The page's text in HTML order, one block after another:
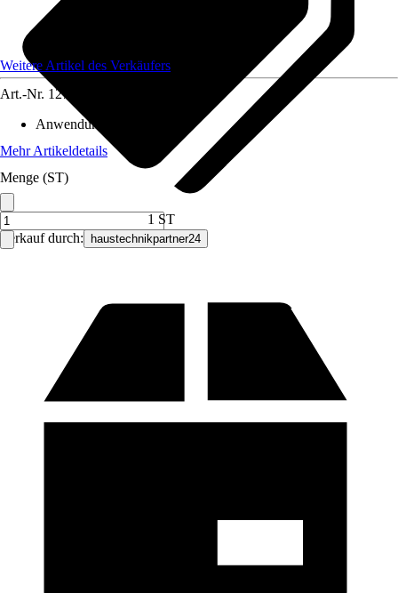
Verkauf durch: haustechnikpartner24
Weitere Artikel des Verkäufers
Art.-Nr. 12739748
Anwendung
Mehr Artikeldetails
Menge (ST)
1 ST